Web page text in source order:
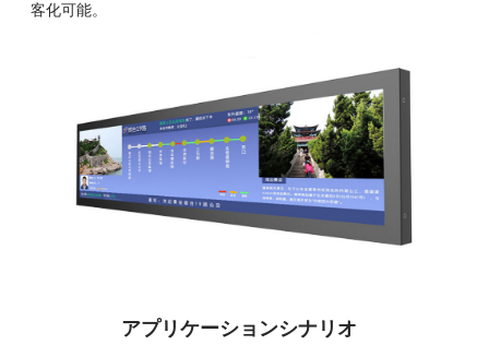
客化可能。
アプリケーションシナリオ